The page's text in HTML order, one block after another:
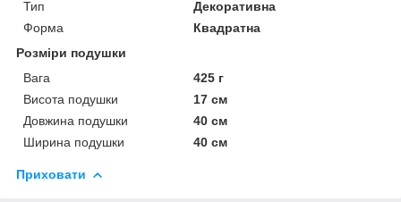
Тип
Декоративна
Форма
Квадратна
Розміри подушки
Вага
425 г
Висота подушки
17 см
Довжина подушки
40 см
Ширина подушки
40 см
Приховати